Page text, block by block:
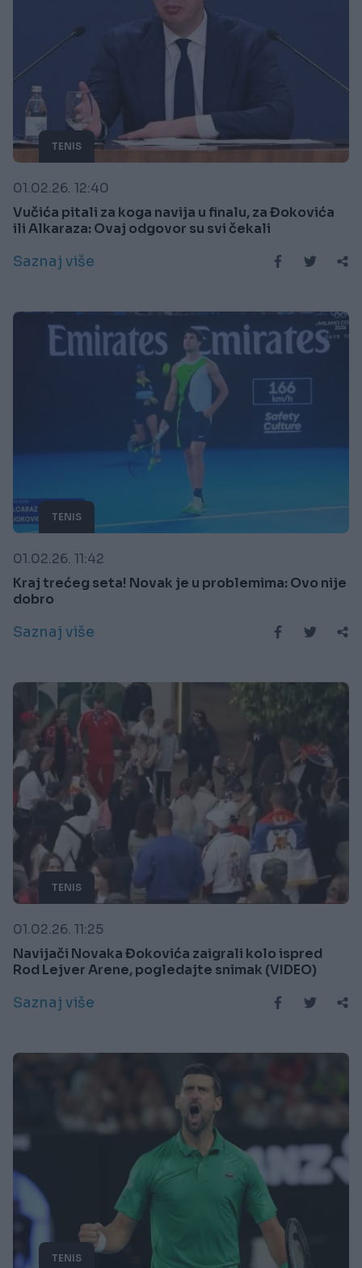
TENIS
01.02.26. 12:40
Vučića pitali za koga navija u finalu, za Đokovića
ili Alkaraza: Ovaj odgovor su svi čekali
Saznaj više
TENIS
01.02.26. 11:42
Kraj trećeg seta! Novak je u problemima: Ovo nije
dobro
Saznaj više
TENIS
01.02.26. 11:25
Navijači Novaka Đokovića zaigrali kolo ispred
Rod Lejver Arene, pogledajte snimak (VIDEO)
Saznaj više
TENIS